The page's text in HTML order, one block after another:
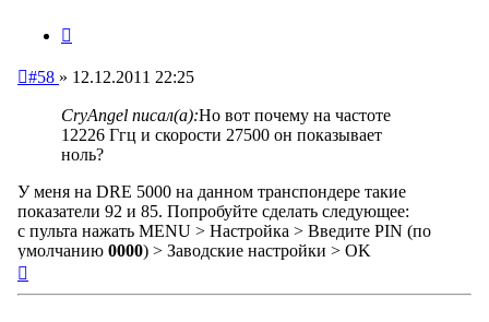
Непрочитанное
#58 » 12.12.2011 22:25
CryAngel писал(а):Но вот почему на частоте
12226 Ггц и скорости 27500 он показывает
ноль?
У меня на DRE 5000 на данном транспондере такие
показатели 92 и 85. Попробуйте сделать следующее:
с пульта нажать MENU > Настройка > Введите PIN (по
умолчанию 0000) > Заводские настройки > OK